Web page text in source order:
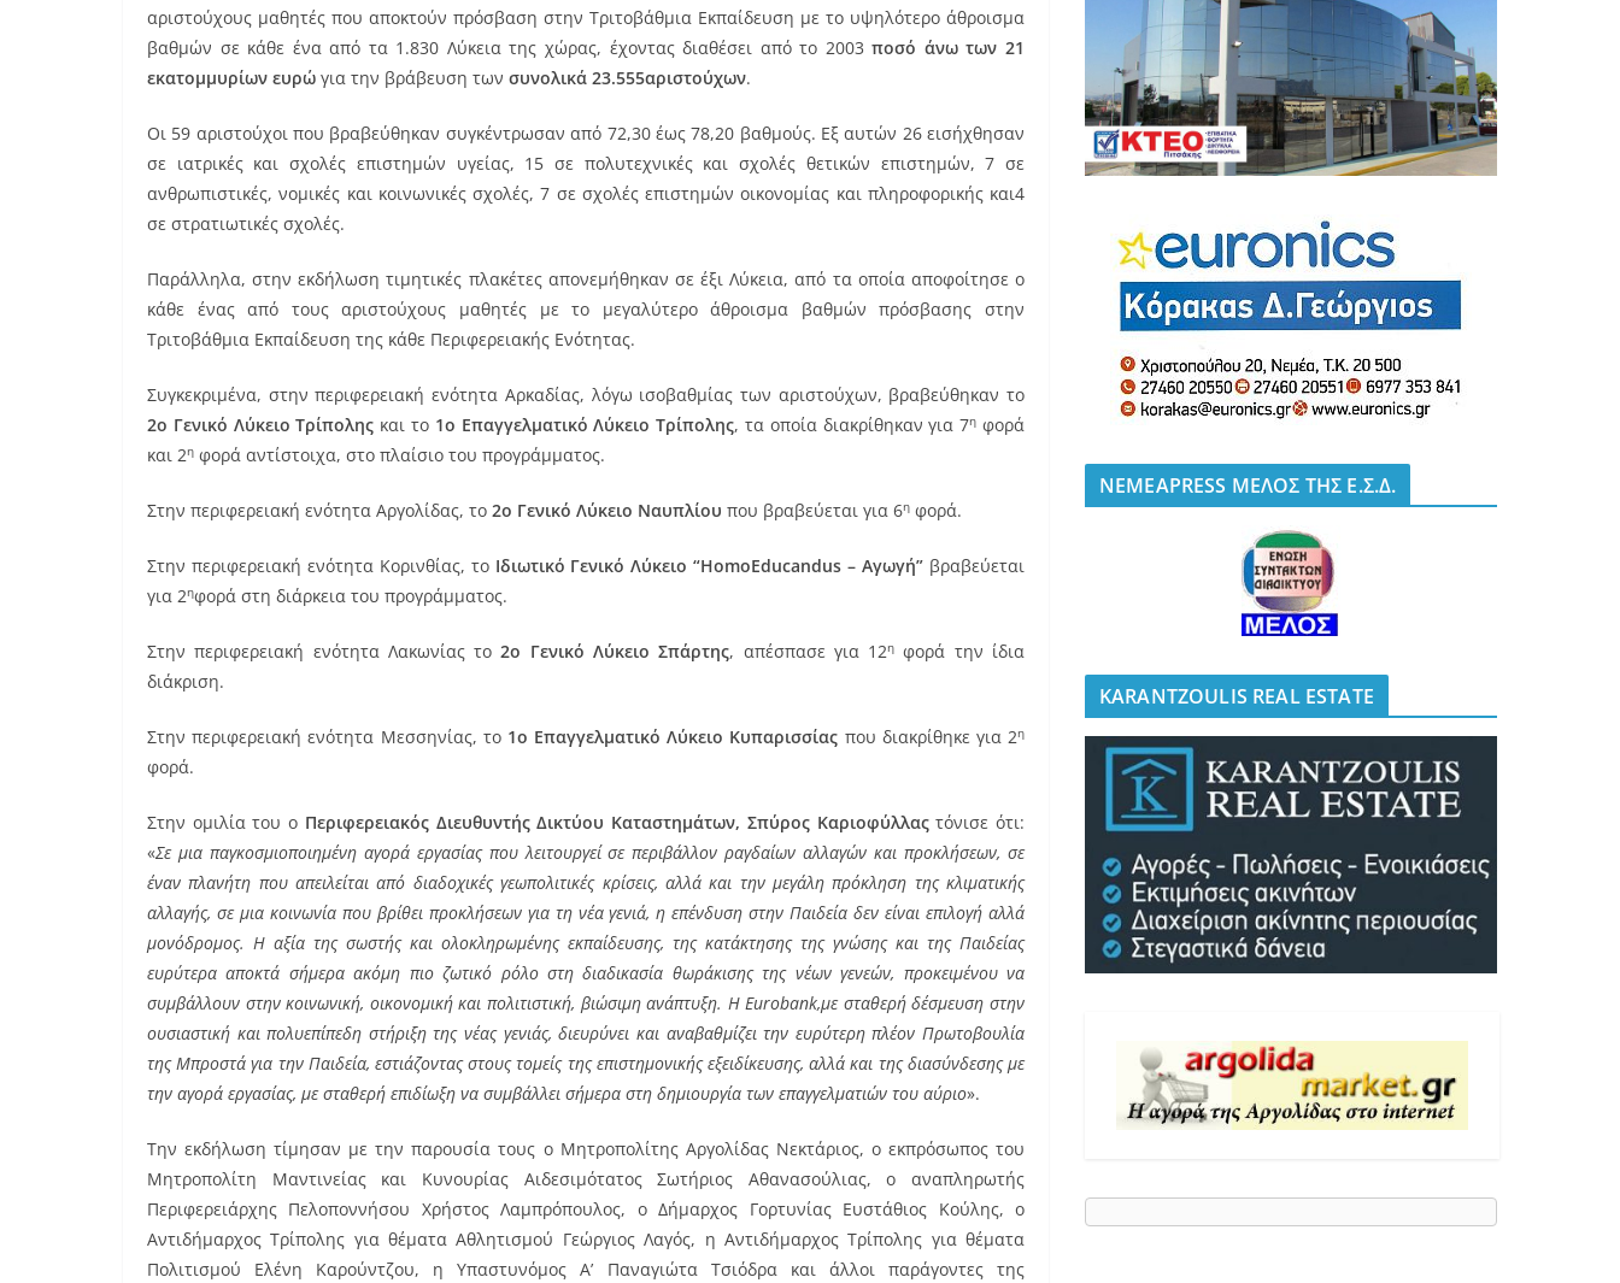
αριστούχους μαθητές που αποκτούν πρόσβαση στην Τριτοβάθμια Εκπαίδευση με το υψηλότερο άθροισμα
βαθμών σε κάθε ένα από τα 1.830 Λύκεια της χώρας, έχοντας διαθέσει από το 2003ποσό άνω των 21
εκατομμυρίων ευρώ για την βράβευση των συνολικά 23.555αριστούχων.
Οι 59 αριστούχοι που βραβεύθηκαν συγκέντρωσαν από 72,30 έως 78,20 βαθμούς. Εξ αυτών 26 εισήχθησαν
σε ιατρικές και σχολές επιστημών υγείας, 15 σε πολυτεχνικές και σχολές θετικών επιστημών, 7 σε
ανθρωπιστικές, νομικές και κοινωνικές σχολές, 7 σε σχολές επιστημών οικονομίας και πληροφορικής και4
σε στρατιωτικές σχολές.
Παράλληλα, στην εκδήλωση τιμητικές πλακέτες απονεμήθηκαν σε έξι Λύκεια, από τα οποία αποφοίτησε ο
κάθε ένας από τους αριστούχους μαθητές με το μεγαλύτερο άθροισμα βαθμών πρόσβασης στην
Τριτοβάθμια Εκπαίδευση της κάθε Περιφερειακής Ενότητας.
Συγκεκριμένα, στην περιφερειακή ενότητα Αρκαδίας, λόγω ισοβαθμίας των αριστούχων, βραβεύθηκαν το
2ο Γενικό Λύκειο Τρίπολης και το 1ο Επαγγελματικό Λύκειο Τρίπολης, τα οποία διακρίθηκαν για 7η φορά
και 2η φορά αντίστοιχα, στο πλαίσιο του προγράμματος.
Στην περιφερειακή ενότητα Αργολίδας, το 2ο Γενικό Λύκειο Ναυπλίου που βραβεύεται για 6η φορά.
Στην περιφερειακή ενότητα Κορινθίας, το Ιδιωτικό Γενικό Λύκειο “HomoEducandus – Αγωγή” βραβεύεται
για 2ηφορά στη διάρκεια του προγράμματος.
Στην περιφερειακή ενότητα Λακωνίας το2ο Γενικό Λύκειο Σπάρτης, απέσπασε για 12η φορά την ίδια
διάκριση.
Στην περιφερειακή ενότητα Μεσσηνίας, το 1ο Επαγγελματικό Λύκειο Κυπαρισσίας που διακρίθηκε για 2η
φορά.
Στην ομιλία του ο Περιφερειακός Διευθυντής Δικτύου Καταστημάτων, Σπύρος Καριοφύλλαςτόνισε ότι:
«Σε μια παγκοσμιοποιημένη αγορά εργασίας που λειτουργεί σε περιβάλλον ραγδαίων αλλαγών και προκλήσεων, σε
έναν πλανήτη που απειλείται από διαδοχικές γεωπολιτικές κρίσεις, αλλά και την μεγάλη πρόκληση της κλιματικής
αλλαγής, σε μια κοινωνία που βρίθει προκλήσεων για τη νέα γενιά, η επένδυση στην Παιδεία δεν είναι επιλογή αλλά
μονόδρομος. Η αξία της σωστής και ολοκληρωμένης εκπαίδευσης, της κατάκτησης της γνώσης και της Παιδείας
ευρύτερα αποκτά σήμερα ακόμη πιο ζωτικό ρόλο στη διαδικασία θωράκισης της νέων γενεών, προκειμένου να
συμβάλλουν στην κοινωνική, οικονομική και πολιτιστική, βιώσιμη ανάπτυξη. ΗEurobank,με σταθερή δέσμευση στην
ουσιαστική και πολυεπίπεδη στήριξη της νέας γενιάς, διευρύνει και αναβαθμίζει την ευρύτερη πλέον Πρωτοβουλία
της Μπροστά για την Παιδεία, εστιάζοντας στους τομείς της επιστημονικής εξειδίκευσης, αλλά και της διασύνδεσης με
την αγορά εργασίας, με σταθερή επιδίωξη να συμβάλλει σήμερα στη δημιουργία των επαγγελματιών του αύριο».
Την εκδήλωση τίμησαν με την παρουσία τους ο Μητροπολίτης Αργολίδας Νεκτάριος, ο εκπρόσωπος του
Μητροπολίτη Μαντινείας και Κυνουρίας Αιδεσιμότατος Σωτήριος Αθανασούλιας, ο αναπληρωτής
Περιφερειάρχης Πελοποννήσου Χρήστος Λαμπρόπουλος, ο Δήμαρχος Γορτυνίας Ευστάθιος Κούλης, ο
Αντιδήμαρχος Τρίπολης για θέματα Αθλητισμού Γεώργιος Λαγός, η Αντιδήμαρχος Τρίπολης για θέματα
Πολιτισμού Ελένη Καρούντζου, η Υπαστυνόμος Α’ Παναγιώτα Τσιόδρα και άλλοι παράγοντες της
NEMEAPRESS ΜΕΛΟΣ ΤΗΣ Ε.Σ.Δ.
KARANTZOULIS REAL ESTATE